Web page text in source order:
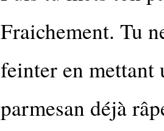
Fraichement. Tu
feinter en mettant
parmesan déjà